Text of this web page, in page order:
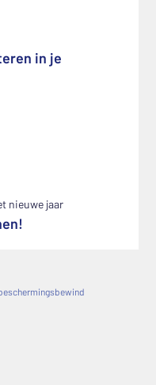
in je
nieuwe jaar